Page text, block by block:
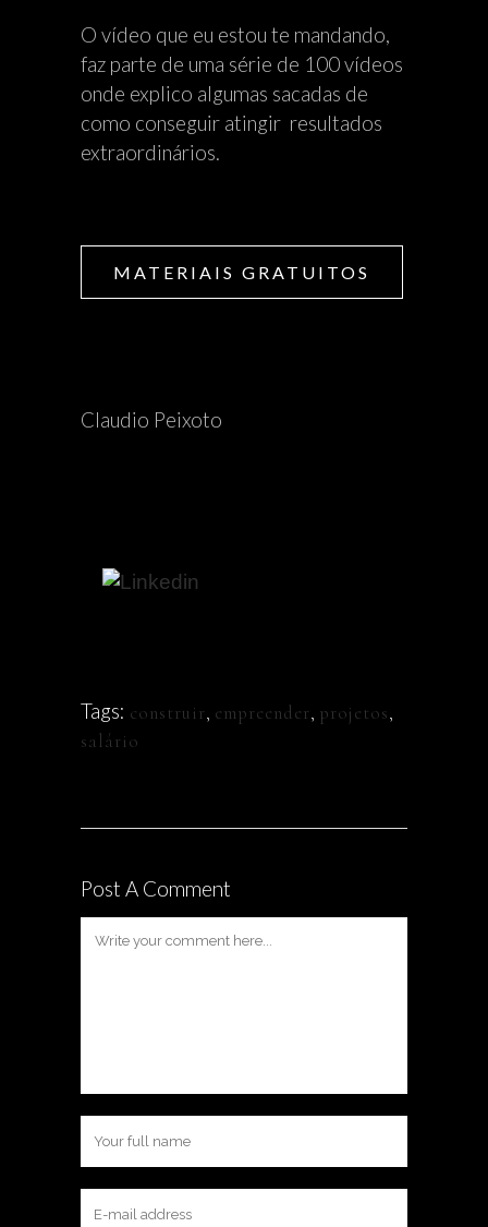
O vídeo que eu estou te mandando,
faz parte de uma série de 100 vídeos
onde explico algumas sacadas de
como conseguir atingir resultados
extraordinários.
MATERIAIS GRATUITOS
Claudio Peixoto
Tags: construir, empreender, projetos,
salário
Post A Comment